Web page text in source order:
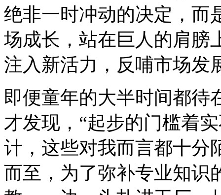
绝非一时冲动的决定，而
场成长，站在巨人的肩膀
注入新活力，反哺市场发
即便童年的大半时间都待
才发现，“起步的门槛着
计，这些对我而言都十分
而至，为了弥补专业知识